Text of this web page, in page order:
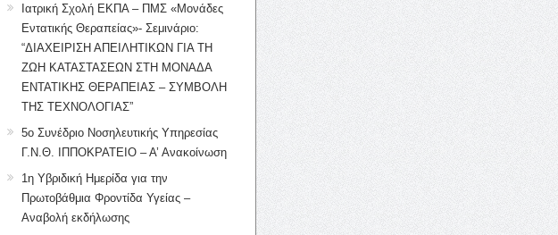
Ιατρική Σχολή ΕΚΠΑ – ΠΜΣ «Μονάδες
Εντατικής Θεραπείας»- Σεμινάριο:
“ΔΙΑΧΕΙΡΙΣΗ ΑΠΕΙΛΗΤΙΚΩΝ ΓΙΑ ΤΗ
ΖΩΗ ΚΑΤΑΣΤΑΣΕΩΝ ΣΤΗ ΜΟΝΑΔΑ
ΕΝΤΑΤΙΚΗΣ ΘΕΡΑΠΕΙΑΣ – ΣΥΜΒΟΛΗ
ΤΗΣ ΤΕΧΝΟΛΟΓΙΑΣ”
5ο Συνέδριο Νοσηλευτικής Υπηρεσίας
Γ.Ν.Θ. ΙΠΠΟΚΡΑΤΕΙΟ – Α’ Ανακοίνωση
1η Υβριδική Ημερίδα για την
Πρωτοβάθμια Φροντίδα Υγείας –
Αναβολή εκδήλωσης